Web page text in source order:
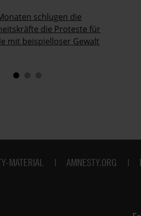
schlugen die
die Proteste für
mit beispielloser Gewalt
MATERIAL AMNESTY.ORG